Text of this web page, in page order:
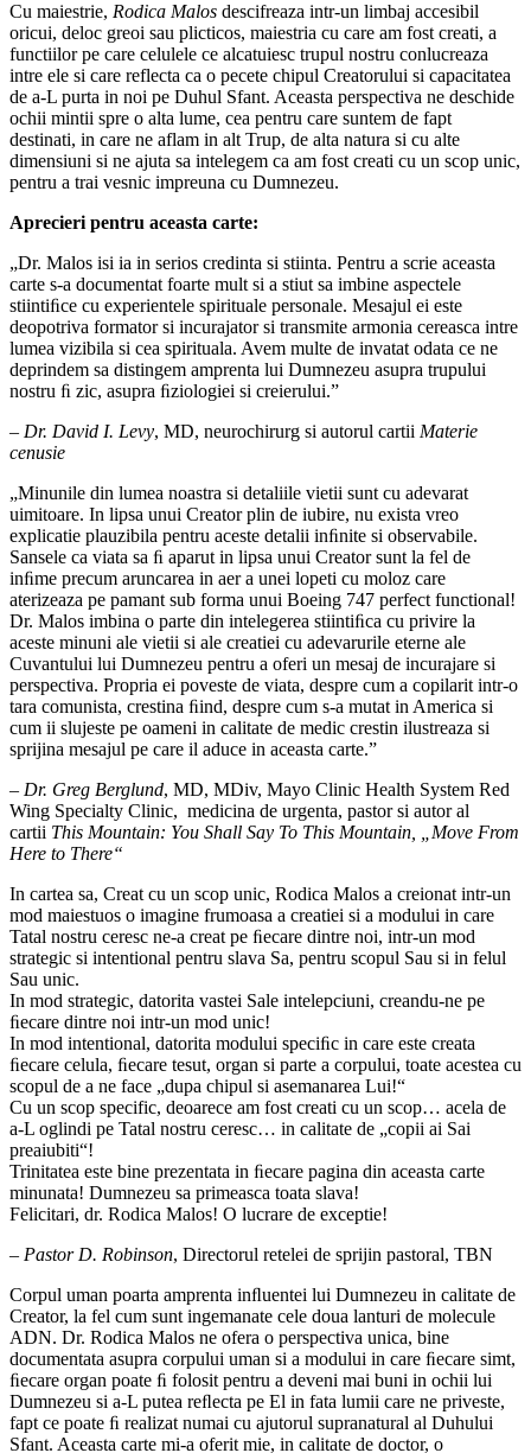
Cu maiestrie, Rodica Malos descifreaza intr-un limbaj accesibil
oricui, deloc greoi sau plicticos, maiestria cu care am fost creati, a
functiilor pe care celulele ce alcatuiesc trupul nostru conlucreaza
intre ele si care reflecta ca o pecete chipul Creatorului si capacitatea
de a-L purta in noi pe Duhul Sfant. Aceasta perspectiva ne deschide
ochii mintii spre o alta lume, cea pentru care suntem de fapt
destinati, in care ne aflam in alt Trup, de alta natura si cu alte
dimensiuni si ne ajuta sa intelegem ca am fost creati cu un scop unic,
pentru a trai vesnic impreuna cu Dumnezeu.
Aprecieri pentru aceasta carte:
„Dr. Malos isi ia in serios credinta si stiinta. Pentru a scrie aceasta
carte s-a documentat foarte mult si a stiut sa imbine aspectele
stiintiﬁce cu experientele spirituale personale. Mesajul ei este
deopotriva formator si incurajator si transmite armonia cereasca intre
lumea vizibila si cea spirituala. Avem multe de invatat odata ce ne
deprindem sa distingem amprenta lui Dumnezeu asupra trupului
nostru ﬁ zic, asupra ﬁziologiei si creierului.”
– Dr. David I. Levy, MD, neurochirurg si autorul cartii Materie
cenusie
„Minunile din lumea noastra si detaliile vietii sunt cu adevarat
uimitoare. In lipsa unui Creator plin de iubire, nu exista vreo
explicatie plauzibila pentru aceste detalii inﬁnite si observabile.
Sansele ca viata sa ﬁ aparut in lipsa unui Creator sunt la fel de
inﬁme precum aruncarea in aer a unei lopeti cu moloz care
aterizeaza pe pamant sub forma unui Boeing 747 perfect functional!
Dr. Malos imbina o parte din intelegerea stiintiﬁca cu privire la
aceste minuni ale vietii si ale creatiei cu adevarurile eterne ale
Cuvantului lui Dumnezeu pentru a oferi un mesaj de incurajare si
perspectiva. Propria ei poveste de viata, despre cum a copilarit intr-o
tara comunista, crestina ﬁind, despre cum s-a mutat in America si
cum ii slujeste pe oameni in calitate de medic crestin ilustreaza si
sprijina mesajul pe care il aduce in aceasta carte.”
– Dr. Greg Berglund, MD, MDiv, Mayo Clinic Health System Red
Wing Specialty Clinic, medicina de urgenta, pastor si autor al
cartii This Mountain: You Shall Say To This Mountain, „Move From
Here to There“
In cartea sa, Creat cu un scop unic, Rodica Malos a creionat intr-un
mod maiestuos o imagine frumoasa a creatiei si a modului in care
Tatal nostru ceresc ne-a creat pe ﬁecare dintre noi, intr-un mod
strategic si intentional pentru slava Sa, pentru scopul Sau si in felul
Sau unic.
In mod strategic, datorita vastei Sale intelepciuni, creandu-ne pe
ﬁecare dintre noi intr-un mod unic!
In mod intentional, datorita modului speciﬁc in care este creata
ﬁecare celula, ﬁecare tesut, organ si parte a corpului, toate acestea cu
scopul de a ne face „dupa chipul si asemanarea Lui!“
Cu un scop specific, deoarece am fost creati cu un scop… acela de
a-L oglindi pe Tatal nostru ceresc… in calitate de „copii ai Sai
preaiubiti“!
Trinitatea este bine prezentata in ﬁecare pagina din aceasta carte
minunata! Dumnezeu sa primeasca toata slava!
Felicitari, dr. Rodica Malos! O lucrare de exceptie!
– Pastor D. Robinson, Directorul retelei de sprijin pastoral, TBN
Corpul uman poarta amprenta inﬂuentei lui Dumnezeu in calitate de
Creator, la fel cum sunt ingemanate cele doua lanturi de molecule
ADN. Dr. Rodica Malos ne ofera o perspectiva unica, bine
documentata asupra corpului uman si a modului in care ﬁecare simt,
ﬁecare organ poate ﬁ folosit pentru a deveni mai buni in ochii lui
Dumnezeu si a-L putea reﬂecta pe El in fata lumii care ne priveste,
fapt ce poate ﬁ realizat numai cu ajutorul supranatural al Duhului
Sfant. Aceasta carte mi-a oferit mie, in calitate de doctor, o